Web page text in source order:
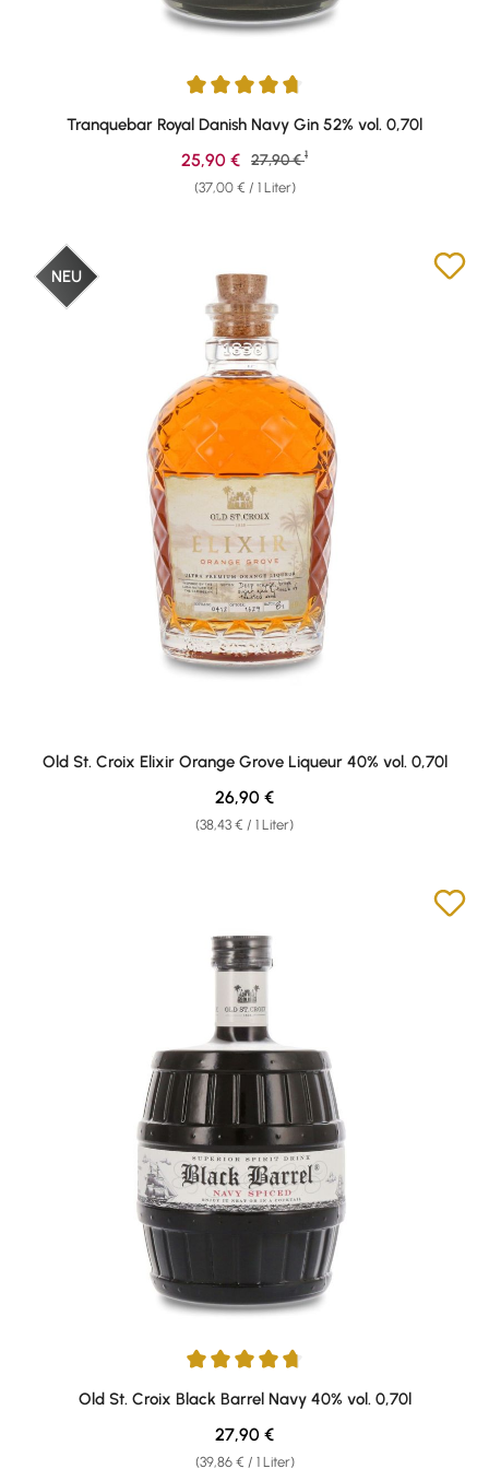
Durchschnittliche Bewertung von 4.8 von 5 Sternen
Tranquebar Royal Danish Navy Gin 52% vol. 0,70l
(37,00 € / 1 Liter)
Verkaufspreis:
25,90 € Regulärer Preis:
27,90 € 1
NEU
Old St. Croix Elixir Orange Grove Liqueur 40% vol. 0,70l
(38,43 € / 1 Liter)
Regulärer Preis:
26,90 €
Durchschnittliche Bewertung von 4.83 von 5 Sternen
Old St. Croix Black Barrel Navy 40% vol. 0,70l
(39,86 € / 1 Liter)
Regulärer Preis:
27,90 €